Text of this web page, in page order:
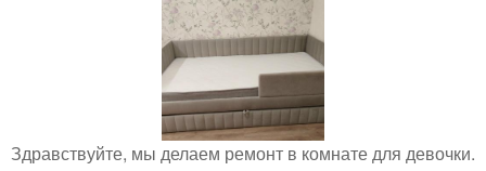
Здравствуйте, мы делаем ремонт в комнате для девочки.